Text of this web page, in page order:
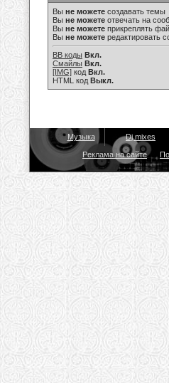
Вы не можете создавать темы
Вы не можете отвечать на
Вы не можете прикреплять
Вы не можете редактировать
BB коды Вкл.
Смайлы Вкл.
[IMG] код Вкл.
HTML код Выкл.
Музыка Dj mixes
Реклама на сайте